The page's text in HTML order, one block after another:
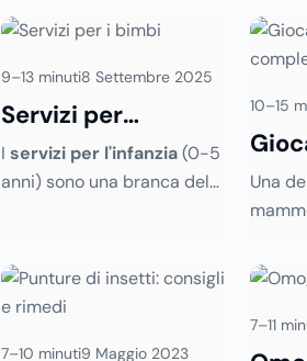
9–13 minuti8 Settembre 2025
Servizi per
l’infanzia
I servizi per l'infanzia(0-5
anni) sono una branca del
atto da decenni, è
comunque in continuo
articolo specifico ricco di
10–15
Una
7–10 minuti9 Maggio 2023
7–11